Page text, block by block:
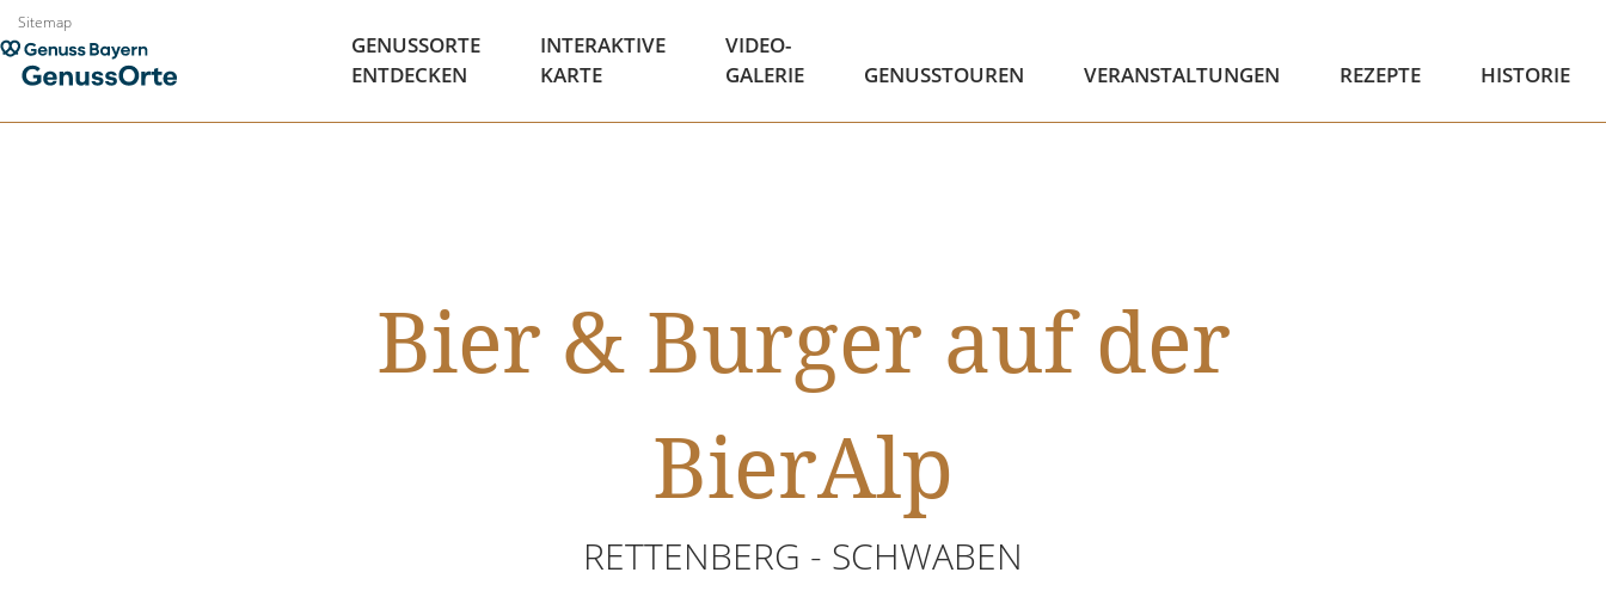
Zum
Inhalt
springen
Sitemap
GENUSSORTE
ENTDECKEN
INTERAKTIVE
KARTE
VIDEO-
GALERIE
GENUSSTOUREN VERANSTALTUNGEN REZEPTE HISTORIE
Bier & Burger auf der
BierAlp
RETTENBERG - SCHWABEN